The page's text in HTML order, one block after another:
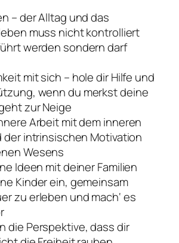
– der Alltag und das
muss nicht kontrolliert
werden sondern darf
mit sich – hole dir Hilfe und
wenn du merkst deine
zur Neige
Arbeit mit dem inneren
der intrinsischen Motivation
Wesens
Ideen mit deiner Familien
Kinder ein, gemeinsam
zu erleben und mach‘ es
die Perspektive, dass dir